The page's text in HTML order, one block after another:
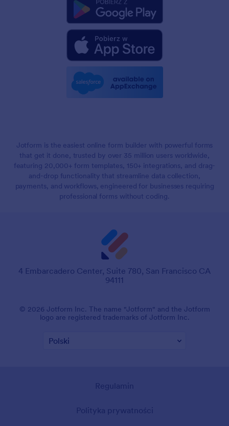
Jotform is the easiest online form builder with powerful forms
that get it done, trusted by over 35 million users worldwide,
featuring 20,000+ form templates, 150+ integrations, and drag-
and-drop functionality that streamline data collection,
payments, and workflows, engineered for businesses requiring
professional forms without coding.
4 Embarcadero Center, Suite 780, San Francisco CA
94111
© 2026 Jotform Inc. The name "Jotform" and the Jotform
logo are registered trademarks of Jotform Inc.
Regulamin
Polityka prywatności